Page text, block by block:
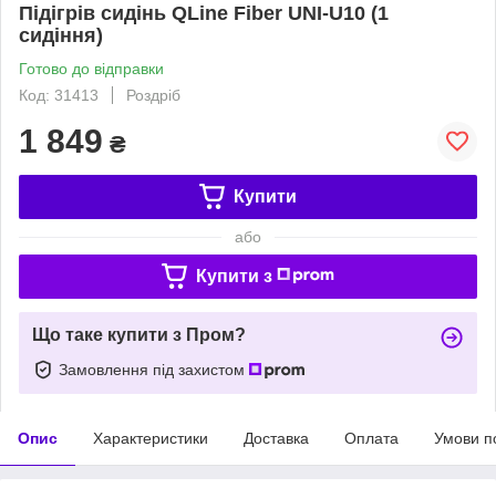
Підігрів сидінь QLine Fiber UNI-U10 (1
сидіння)
Готово до відправки
Код: 31413
Роздріб
1 849 ₴
Купити
або
Купити з
Що таке купити з Пром?
Замовлення під захистом
Опис Характеристики Доставка Оплата Умови